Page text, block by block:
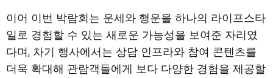
이어 이번 박람회는 운세와 행운을 하나의 라이프스타
일로 경험할 수 있는 새로운 가능성을 보여준 자리였
다며, 차기 행사에서는 상담 인프라와 참여 콘텐츠를
더욱 확대해 관람객들에게 보다 다양한 경험을 제공할